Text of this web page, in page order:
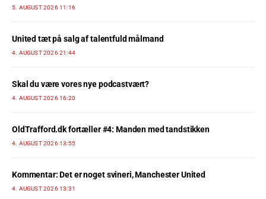
5. AUGUST 2026 11:16
United tæt på salg af talentfuld målmand
4. AUGUST 2026 21:44
Skal du være vores nye podcastvært?
4. AUGUST 2026 16:20
OldTrafford.dk fortæller #4: Manden med tandstikken
4. AUGUST 2026 13:55
Kommentar: Det er noget svineri, Manchester United
4. AUGUST 2026 13:31